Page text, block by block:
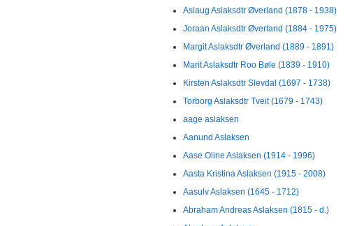
Aslaug Aslaksdtr Øverland (1878 - 1938)
Joraan Aslaksdtr Øverland (1884 - 1975)
Margit Aslaksdtr Øverland (1889 - 1891)
Marit Aslaksdtr Roo Bøle (1839 - 1910)
Kirsten Aslaksdtr Slevdal (1697 - 1738)
Torborg Aslaksdtr Tveit (1679 - 1743)
aage aslaksen
Aanund Aslaksen
Aase Oline Aslaksen (1914 - 1996)
Aasta Kristina Aslaksen (1915 - 2008)
Aasulv Aslaksen (1645 - 1712)
Abraham Andreas Aslaksen (1815 - d.)